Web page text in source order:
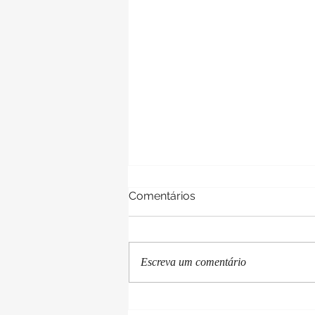
Comentários
Escreva um comentário